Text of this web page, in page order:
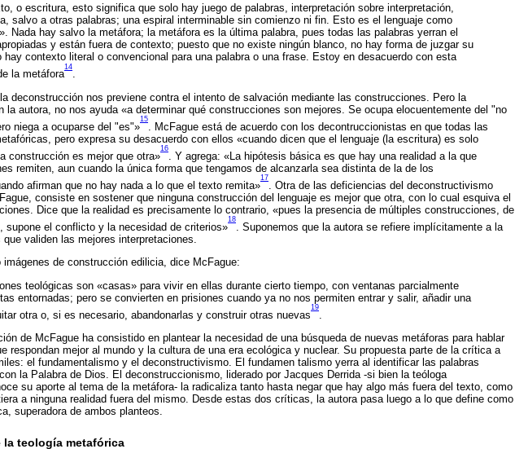
o escritura, esto significa que solo hay juego de palabras, interpretación sobre interpretación,
salvo a otras palabras; una espiral interminable sin comienzo ni fin. Esto es el lenguaje como
Nada hay salvo la metáfora; la metáfora es la última palabra, pues todas las palabras yerran el
y están fuera de contexto; puesto que no existe ningún blanco, no hay forma de juzgar su
hay contexto literal o convencional para una palabra o una frase. Estoy en desacuerdo con esta
la metáfora
14
deconstrucción nos previene contra el intento de salvación mediante las construcciones. Pero la
la autora, no nos ayuda «a determinar qué construcciones son mejores. Se ocupa elocuentemente del "no
niega a ocuparse del "es"»
15
. McFague está de acuerdo con los decontruccionistas en que todas las
pero expresa su desacuerdo con ellos «cuando dicen que el lenguaje (la escritura) es solo
construcción es mejor que otra»
16
. Y agrega: «La hipótesis básica es que hay una realidad a la que
remiten, aun cuando la única forma que tengamos de alcanzarla sea distinta de la de los
afirman que no hay nada a lo que el texto remita»
17
. Otra de las deficiencias del deconstructivismo
consiste en sostener que ninguna construcción del lenguaje es mejor que otra, con lo cual esquiva el
Dice que la realidad es precisamente lo contrario, «pues la presencia de múltiples construcciones, de
supone el conflicto y la necesidad de criterios»
18
. Suponemos que la autora se refiere implícitamente a la
validen las mejores interpretaciones.
imágenes de construcción edilicia, dice McFague:
teológicas son «casas» para vivir en ellas durante cierto tiempo, con ventanas parcialmente
entornadas; pero se convierten en prisiones cuando ya no nos permiten entrar y salir, añadir una
otra o, si es necesario, abandonarlas y construir otras nuevas
19
de McFague ha consistido en plantear la necesidad de una búsqueda de nuevas metáforas para hablar
respondan mejor al mundo y la cultura de una era ecológica y nuclear. Su propuesta parte de la crítica a
el fundamentalismo y el deconstructivismo. El fundamen talismo yerra al identificar las palabras
la Palabra de Dios. El deconstruccionismo, liderado por Jacques Derrida -si bien la teóloga
su aporte al tema de la metáfora- la radicaliza tanto hasta negar que hay algo más fuera del texto, como
a ninguna realidad fuera del mismo. Desde estas dos críticas, la autora pasa luego a lo que define como
superadora de ambos planteos.
la teología metafórica